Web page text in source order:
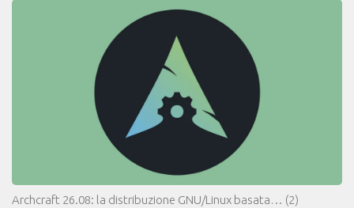
Archcraft 26.08: la distribuzione GNU/Linux basata… (2)